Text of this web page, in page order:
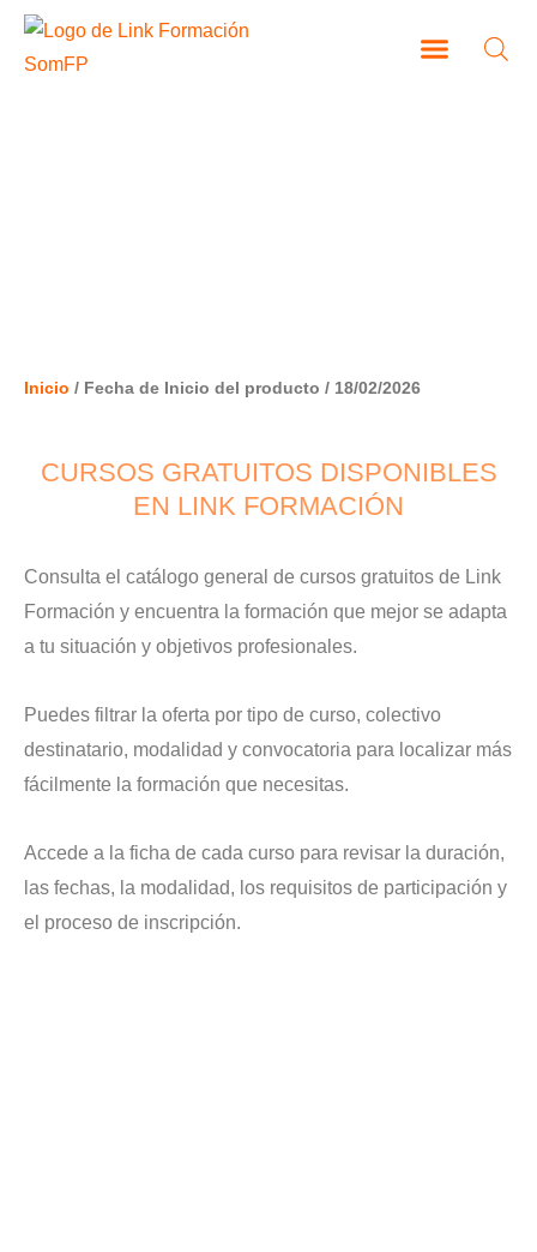
Inicio / Fecha de Inicio del producto / 18/02/2026
CURSOS GRATUITOS DISPONIBLES
EN LINK FORMACIÓN
Consulta el catálogo general de cursos gratuitos de Link
Formación y encuentra la formación que mejor se adapta
a tu situación y objetivos profesionales.
Puedes filtrar la oferta por tipo de curso, colectivo
destinatario, modalidad y convocatoria para localizar más
fácilmente la formación que necesitas.
Accede a la ficha de cada curso para revisar la duración,
las fechas, la modalidad, los requisitos de participación y
el proceso de inscripción.